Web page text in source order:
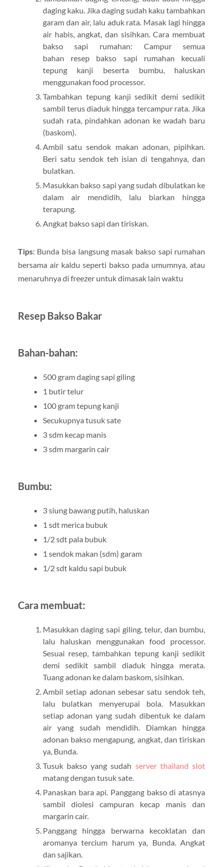
daging kaku. Jika daging sudah kaku tambahkan
garam dan air, lalu aduk rata. Masak lagi hingga
air habis, angkat, dan sisihkan. Cara membuat
bakso sapi rumahan: Campur semua
bahan resep bakso sapi rumahan kecuali
tepung kanji beserta bumbu, haluskan
menggunakan food processor.
Tambahkan tepung kanji sedikit demi sedikit
sambil terus diaduk hingga tercampur rata. Jika
sudah rata, pindahkan adonan ke wadah baru
(baskom).
Ambil satu sendok makan adonan, pipihkan.
Beri satu sendok teh isian di tengahnya, dan
bulatkan.
Masukkan bakso sapi yang sudah dibulatkan ke
dalam air mendidih, lalu biarkan hingga
terapung.
Angkat bakso sapi dan tiriskan.
Tips: Bunda bisa langsung masak bakso sapi rumahan
bersama air kaldu seperti bakso pada umumnya, atau
menaruhnya di freezer untuk dimasak lain waktu
Resep Bakso Bakar
Bahan-bahan:
500 gram daging sapi giling
1 butir telur
100 gram tepung kanji
Secukupnya tusuk sate
3 sdm kecap manis
3 sdm margarin cair
Bumbu:
3 siung bawang putih, haluskan
1 sdt merica bubuk
1/2 sdt pala bubuk
1 sendok makan (sdm) garam
1/2 sdt kaldu sapi bubuk
Cara membuat:
Masukkan daging sapi giling, telur, dan bumbu,
lalu haluskan menggunakan food processor.
Sesuai resep, tambahkan tepung kanji sedikit
demi sedikit sambil diaduk hingga merata.
Tuang adonan ke dalam baskom, sisihkan.
Ambil setiap adonan sebesar satu sendok teh,
lalu bulatkan menyerupai bola. Masukkan
setiap adonan yang sudah dibentuk ke dalam
air yang sudah mendidih. Diamkan hingga
adonan bakso mengapung, angkat, dan tiriskan
ya, Bunda.
Tusuk bakso yang sudah server thailand slot
matang dengan tusuk sate.
Panaskan bara api. Panggang bakso di atasnya
sambil diolesi campuran kecap manis dan
margarin cair.
Panggang hingga berwarna kecoklatan dan
aromanya tercium harum ya, Bunda. Angkat
dan sajikan.